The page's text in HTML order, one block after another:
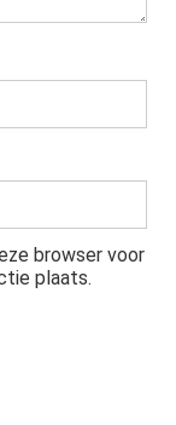
browser voor
plaats.